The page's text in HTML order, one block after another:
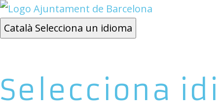
Català Selecciona un idioma
Selecciona